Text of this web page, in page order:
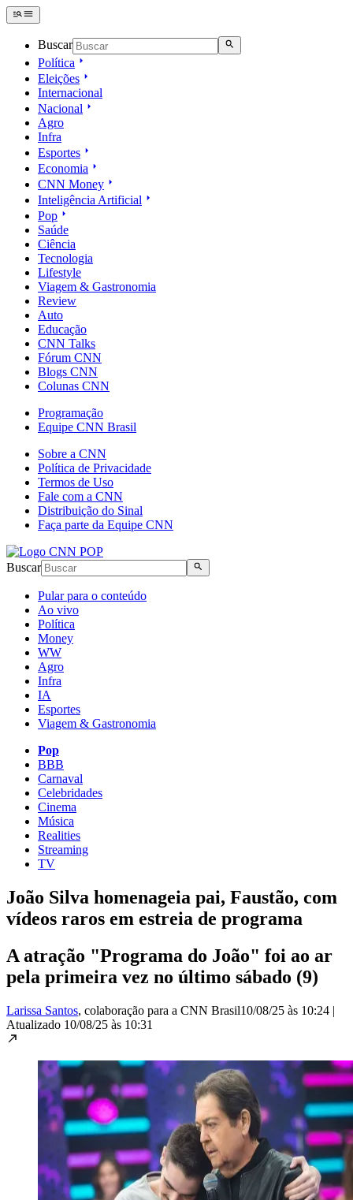
Buscar
Política
Eleições
Internacional
Nacional
Agro
Infra
Esportes
Economia
CNN Money
Inteligência Artificial
Pop
Saúde
Ciência
Tecnologia
Lifestyle
Viagem & Gastronomia
Review
Auto
Educação
CNN Talks
Fórum CNN
Blogs CNN
Colunas CNN
Programação
Equipe CNN Brasil
Sobre a CNN
Política de Privacidade
Termos de Uso
Fale com a CNN
Distribuição do Sinal
Faça parte da Equipe CNN
Buscar
Pular para o conteúdo
Ao vivo
Política
Money
WW
Agro
Infra
IA
Esportes
Viagem & Gastronomia
Pop
BBB
Carnaval
Celebridades
Cinema
Música
Realities
Streaming
TV
João Silva homenageia pai, Faustão, com
vídeos raros em estreia de programa
A atração "Programa do João" foi ao ar
pela primeira vez no último sábado (9)
Larissa Santos, colaboração para a CNN Brasil10/08/25 às 10:24 |
Atualizado 10/08/25 às 10:31